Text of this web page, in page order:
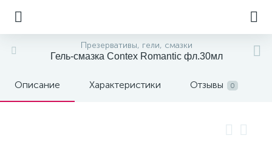
Презервативы, гели, смазки
Гель-смазка Contex Romantic фл.30мл
Описание Характеристики Отзывы 0